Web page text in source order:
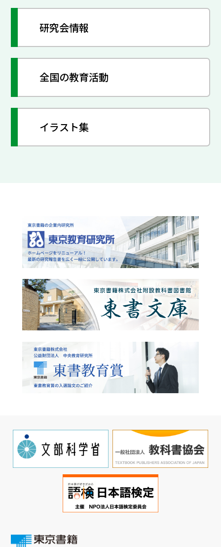
研究会情報
全国の教育活動
イラスト集